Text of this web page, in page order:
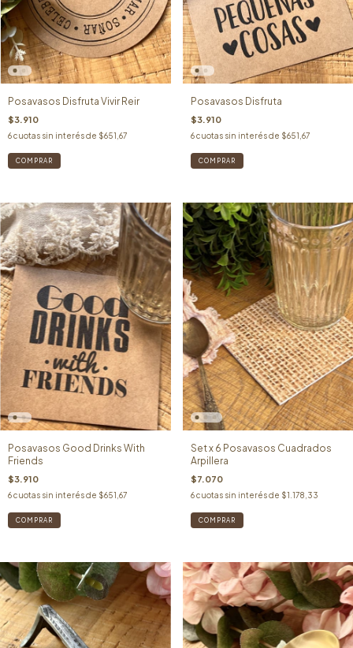
Posavasos Disfruta Vivir Reir
$3.910
6cuotas sin interés de $651,67
Posavasos Disfruta
$3.910
6 cuotas sin interés de $651,67
Posavasos Good Drinks With
Friends
$3.910
6cuotas sin interés de $651,67
Set x 6 Posavasos Cuadrados
Arpillera
$7.070
6 cuotas sin interés de $1.178,33